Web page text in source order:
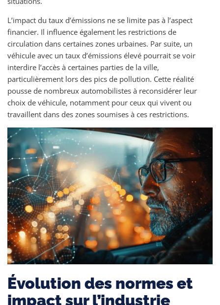
L’impact du taux d’émissions ne se limite pas à l’aspect
financier. Il influence également les restrictions de
circulation dans certaines zones urbaines. Par suite, un
véhicule avec un taux d’émissions élevé pourrait se voir
interdire l’accès à certaines parties de la ville,
particulièrement lors des pics de pollution. Cette réalité
pousse de nombreux automobilistes à reconsidérer leur
choix de véhicule, notamment pour ceux qui vivent ou
travaillent dans des zones soumises à ces restrictions.
Évolution des normes et
impact sur l’industrie